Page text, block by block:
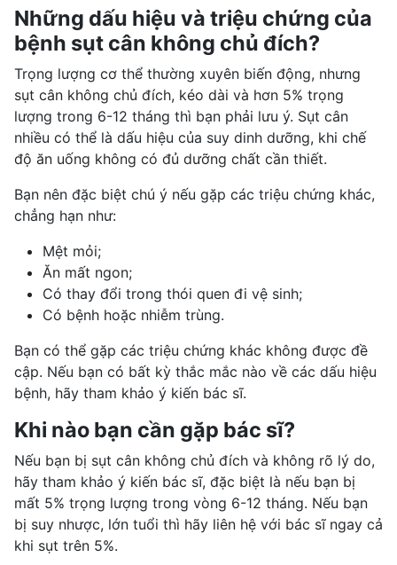
Những dấu hiệu và triệu chứng của
bệnh sụt cân không chủ đích?
Trọng lượng cơ thể thường xuyên biến động, nhưng
sụt cân không chủ đích, kéo dài và hơn 5% trọng
lượng trong 6-12 tháng thì bạn phải lưu ý. Sụt cân
nhiều có thể là dấu hiệu của suy dinh dưỡng, khi chế
độ ăn uống không có đủ dưỡng chất cần thiết.
Bạn nên đặc biệt chú ý nếu gặp các triệu chứng khác,
chẳng hạn như:
Mệt mỏi;
Ăn mất ngon;
Có thay đổi trong thói quen đi vệ sinh;
Có bệnh hoặc nhiễm trùng.
Bạn có thể gặp các triệu chứng khác không được đề
cập. Nếu bạn có bất kỳ thắc mắc nào về các dấu hiệu
bệnh, hãy tham khảo ý kiến bác sĩ.
Khi nào bạn cần gặp bác sĩ?
Nếu bạn bị sụt cân không chủ đích và không rõ lý do,
hãy tham khảo ý kiến bác sĩ, đặc biệt là nếu bạn bị
mất 5% trọng lượng trong vòng 6-12 tháng. Nếu bạn
bị suy nhược, lớn tuổi thì hãy liên hệ với bác sĩ ngay cả
khi sụt trên 5%.